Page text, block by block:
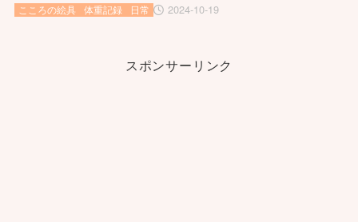
2024-10-19
こころの絵具 体重記録 日常
スポンサーリンク